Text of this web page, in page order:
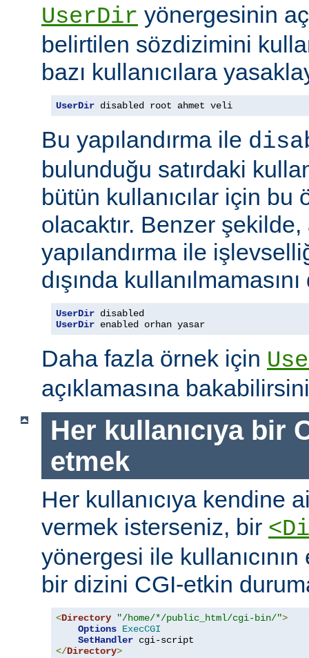
UserDir yönergesinin
belirtilen sözdizimini
bazı kullanıcılara
UserDir disabled root ahmet veli
Bu yapılandırma ile
bulunduğu satırdaki
bütün kullanıcılar için bu
olacaktır. Benzer şekilde,
yapılandırma ile
dışında
UserDir
UserDir enabled orhan yasar
Daha fazla örnek için
açıklamasına
Her kullanıcıya bir
etmek
Her kullanıcıya kendine
vermek isterseniz, bir
yönergesi ile
bir dizini CGI-etkin
<Directory "/home/*/public_html/cgi-bin/">
Options ExecCGI
SetHandler
</Directory>